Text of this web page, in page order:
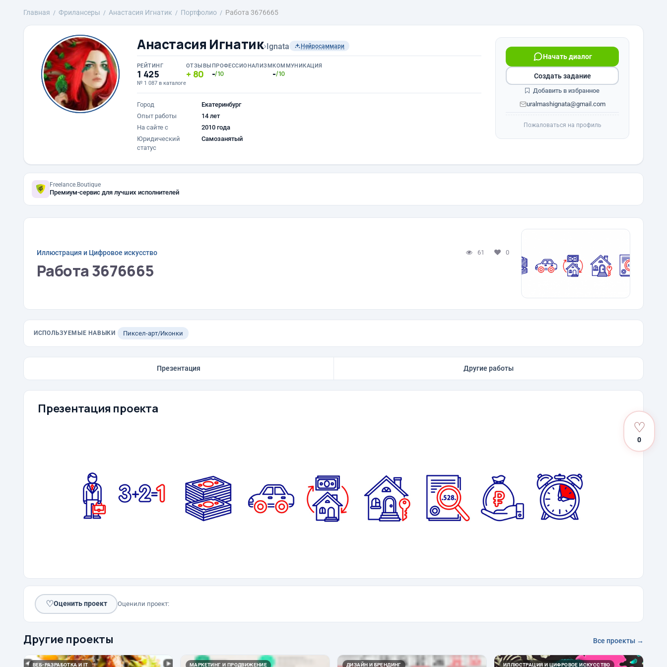
Главная Фрилансеры Анастасия Игнатик Портфолио Работа 3676665
Анастасия Игнатик›Ignata Нейросаммари
РЕЙТИНГ
1 425
№ 1 087 в каталоге
ОТЗЫВЫ
80
ПРОФЕССИОНАЛИЗМ
-/10
КОММУНИКАЦИЯ
-/10
Город
Екатеринбург
Опыт работы
14 лет
На сайте с
2010 года
Юридический
статус
Самозанятый
Начать диалог
uralmashignata@gmail.com
Создать задание
Добавить в избранное
Пожаловаться на профиль
Freelance.Boutique
Премиум-сервис для лучших исполнителей
Иллюстрация и Цифровое искусство 61 0
Работа 3676665
ИСПОЛЬЗУЕМЫЕ НАВЫКИ Пиксел-арт/Иконки
Презентация Другие работы
Презентация проекта
♡
0
♡Оценить проект Оценили проект:
Другие проекты Все проекты →
ВЕБ-РАЗРАБОТКА И IT МАРКЕТИНГ И ПРОДВИЖЕНИЕ ДИЗАЙН И БРЕНДИНГ ИЛЛЮСТРАЦИЯ И ЦИФРОВОЕ ИСКУССТВО